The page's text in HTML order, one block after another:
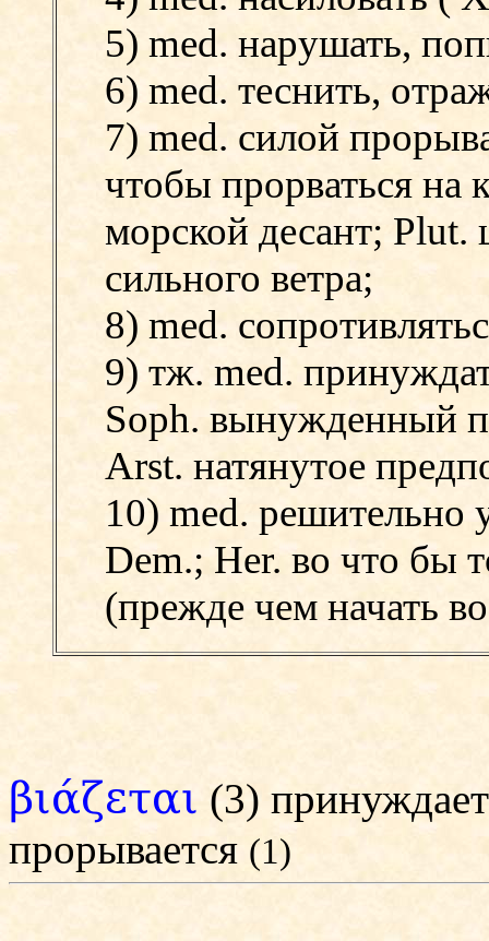
5) med. нарушать,
6) med. теснить,
7) med. силой
чтобы прорваться на
морской десант; Plut.
сильного ветра;
8) med.
9) тж. med.
Soph. вынужденный
Arst. натянутое
10) med. решительно
Dem.; Her. во что бы
(прежде чем начать
βιάζεται (3)
прорывается (1)